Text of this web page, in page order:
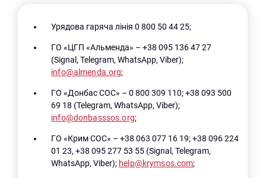
Урядова гаряча лінія 0 800 50 44 25;
ГО «ЦГП «Альменда» – +38 095 136 47 27
(Signal, Telegram, WhatsApp, Viber);
info@almenda.org;
ГО «Донбас СОС» – 0 800 309 110; +38 093 500
69 18 (Telegram, WhatsApp, Viber);
info@donbasssos.org;
ГО «Крим СОС» – +38 063 077 16 19; +38 096 224
01 23, +38 095 277 53 55 (Signal, Telegram,
WhatsApp, Viber); help@krymsos.com;